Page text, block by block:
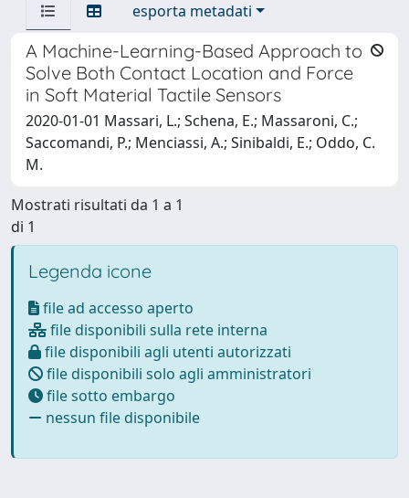
esporta metadati
A Machine-Learning-Based Approach to
Solve Both Contact Location and Force
in Soft Material Tactile Sensors
2020-01-01 Massari, L.; Schena, E.; Massaroni, C.;
Saccomandi, P.; Menciassi, A.; Sinibaldi, E.; Oddo, C.
M.
Mostrati risultati da 1 a 1
di 1
Legenda icone
file ad accesso aperto
file disponibili sulla rete interna
file disponibili agli utenti autorizzati
file disponibili solo agli amministratori
file sotto embargo
nessun file disponibile